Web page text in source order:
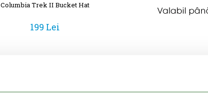
Columbia Trek II Bucket Hat
199 Lei